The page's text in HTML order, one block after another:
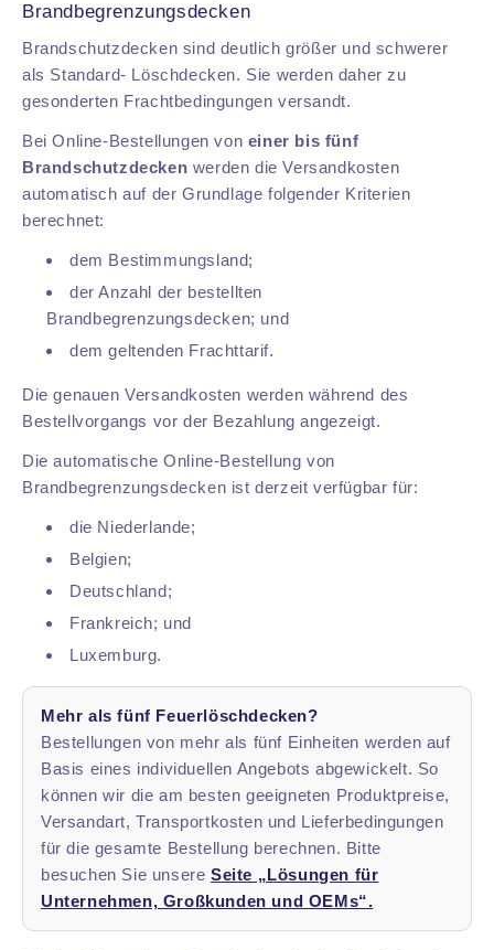
Brandbegrenzungsdecken
Brandschutzdecken sind deutlich größer und schwerer
als Standard- Löschdecken. Sie werden daher zu
gesonderten Frachtbedingungen versandt.
Bei Online-Bestellungen von einer bis fünf
Brandschutzdecken werden die Versandkosten
automatisch auf der Grundlage folgender Kriterien
berechnet:
dem Bestimmungsland;
der Anzahl der bestellten
Brandbegrenzungsdecken; und
dem geltenden Frachttarif.
Die genauen Versandkosten werden während des
Bestellvorgangs vor der Bezahlung angezeigt.
Die automatische Online-Bestellung von
Brandbegrenzungsdecken ist derzeit verfügbar für:
die Niederlande;
Belgien;
Deutschland;
Frankreich; und
Luxemburg.
Mehr als fünf Feuerlöschdecken?
Bestellungen von mehr als fünf Einheiten werden auf
Basis eines individuellen Angebots abgewickelt. So
können wir die am besten geeigneten Produktpreise,
Versandart, Transportkosten und Lieferbedingungen
für die gesamte Bestellung berechnen. Bitte
besuchen Sie unsere Seite „Lösungen für
Unternehmen, Großkunden und OEMs“.